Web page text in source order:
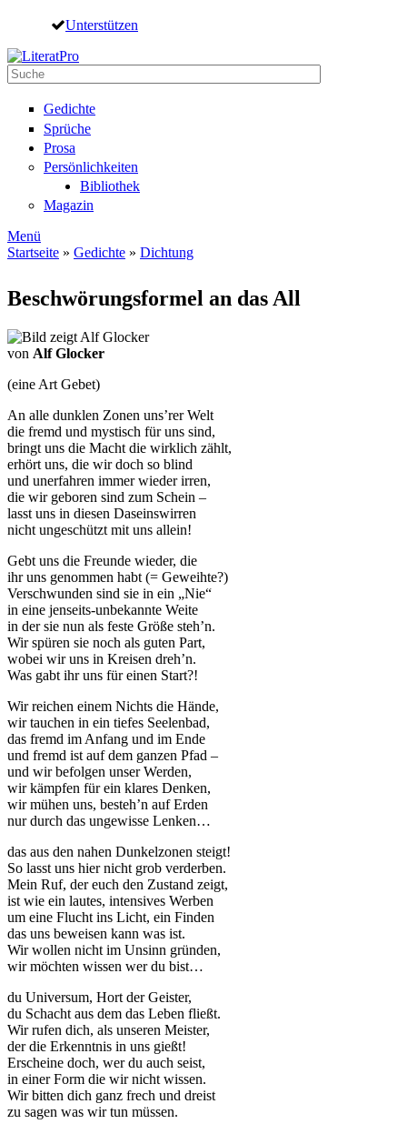
Direkt zum Inhalt
Unterstützen
Suche
Gedichte
Sprüche
Prosa
Persönlichkeiten
Bibliothek
Magazin
Menü
Startseite » Gedichte » Dichtung
Beschwörungsformel an das All
von Alf Glocker
(eine Art Gebet)
An alle dunklen Zonen uns’rer Welt
die fremd und mystisch für uns sind,
bringt uns die Macht die wirklich zählt,
erhört uns, die wir doch so blind
und unerfahren immer wieder irren,
die wir geboren sind zum Schein –
lasst uns in diesen Daseinswirren
nicht ungeschützt mit uns allein!
Gebt uns die Freunde wieder, die
ihr uns genommen habt (= Geweihte?)
Verschwunden sind sie in ein „Nie“
in eine jenseits-unbekannte Weite
in der sie nun als feste Größe steh’n.
Wir spüren sie noch als guten Part,
wobei wir uns in Kreisen dreh’n.
Was gabt ihr uns für einen Start?!
Wir reichen einem Nichts die Hände,
wir tauchen in ein tiefes Seelenbad,
das fremd im Anfang und im Ende
und fremd ist auf dem ganzen Pfad –
und wir befolgen unser Werden,
wir kämpfen für ein klares Denken,
wir mühen uns, besteh’n auf Erden
nur durch das ungewisse Lenken…
das aus den nahen Dunkelzonen steigt!
So lasst uns hier nicht grob verderben.
Mein Ruf, der euch den Zustand zeigt,
ist wie ein lautes, intensives Werben
um eine Flucht ins Licht, ein Finden
das uns beweisen kann was ist.
Wir wollen nicht im Unsinn gründen,
wir möchten wissen wer du bist…
du Universum, Hort der Geister,
du Schacht aus dem das Leben fließt.
Wir rufen dich, als unseren Meister,
der die Erkenntnis in uns gießt!
Erscheine doch, wer du auch seist,
in einer Form die wir nicht wissen.
Wir bitten dich ganz frech und dreist
zu sagen was wir tun müssen.